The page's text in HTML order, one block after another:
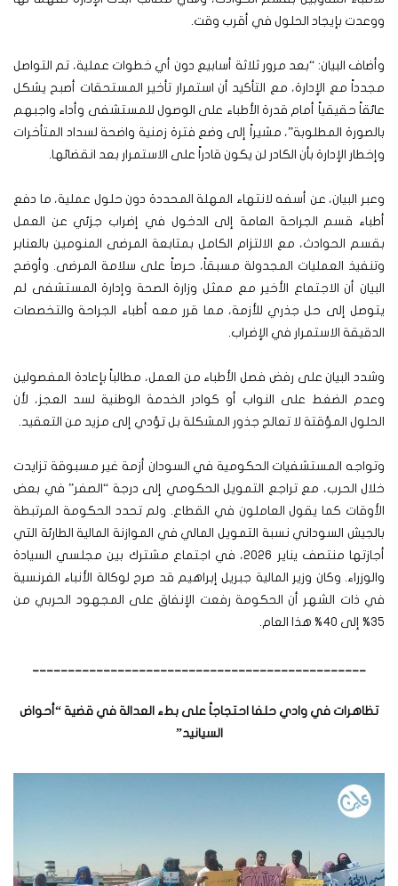
ووعدت بإيجاد الحلول في أقرب وقت.
وأضاف البيان: “بعد مرور ثلاثة أسابيع دون أي خطوات عملية، تم التواصل
مجدداً مع الإدارة، مع التأكيد أن استمرار تأخير المستحقات أصبح يشكل
عائقاً حقيقياً أمام قدرة الأطباء على الوصول للمستشفى وأداء واجبهم
بالصورة المطلوبة”، مشيراً إلى وضع فترة زمنية واضحة لسداد المتأخرات
وإخطار الإدارة بأن الكادر لن يكون قادراً على الاستمرار بعد انقضائها.
وعبر البيان، عن أسفه لانتهاء المهلة المحددة دون حلول عملية، ما دفع
أطباء قسم الجراحة العامة إلى الدخول في إضراب جزئي عن العمل
بقسم الحوادث، مع الالتزام الكامل بمتابعة المرضى المنومين بالعنابر
وتنفيذ العمليات المجدولة مسبقاً، حرصاً على سلامة المرضى. وأوضح
البيان أن الاجتماع الأخير مع ممثل وزارة الصحة وإدارة المستشفى لم
يتوصل إلى حل جذري للأزمة، مما قرر معه أطباء الجراحة والتخصصات
الدقيقة الاستمرار في الإضراب.
وشدد البيان على رفض فصل الأطباء من العمل، مطالباً بإعادة المفصولين
وعدم الضغط على النواب أو كوادر الخدمة الوطنية لسد العجز، لأن
الحلول المؤقتة لا تعالج جذور المشكلة بل تؤدي إلى مزيد من التعقيد.
وتواجه المستشفيات الحكومية في السودان أزمة غير مسبوقة تزايدت
خلال الحرب، مع تراجع التمويل الحكومي إلى درجة “الصفر” في بعض
الأوقات كما يقول العاملون في القطاع. ولم تحدد الحكومة المرتبطة
بالجيش السوداني نسبة التمويل المالي في الموازنة المالية الطارئة التي
أجازتها منتصف يناير 2026، في اجتماع مشترك بين مجلسي السيادة
والوزراء. وكان وزير المالية جبريل إبراهيم قد صرح لوكالة الأنباء الفرنسية
في ذات الشهر أن الحكومة رفعت الإنفاق على المجهود الحربي من
35% إلى 40% هذا العام.
_______________________________________________
تظاهرات في وادي حلفا احتجاجاً على بطء العدالة في قضية “أحواض
السيانيد”